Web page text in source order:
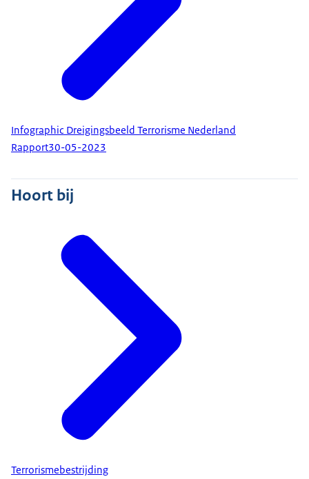
Infographic Dreigingsbeeld Terrorisme Nederland
Rapport30-05-2023
Hoort bij
Terrorismebestrijding